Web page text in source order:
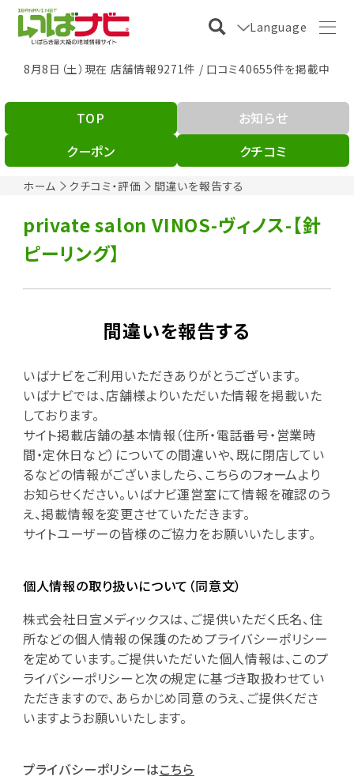
Language
8月8日（土）現在 店舗情報9271件 / 口コミ40655件を掲載中
ホーム クチコミ・評価 間違いを報告する
TOP
お知らせ
クーポン
クチコミ
private salon VINOS-ヴィノス-【針
ピーリング】
間違いを報告する
いばナビをご利用いただきありがとうございます。
いばナビでは、店舗様よりいただいた情報を掲載いた
しております。
サイト掲載店舗の基本情報（住所・電話番号・営業時
間・定休日など）についての間違いや、既に閉店してい
るなどの情報がございましたら、こちらのフォームより
お知らせください。いばナビ運営室にて情報を確認のう
え、掲載情報を変更させていただきます。
サイトユーザーの皆様のご協力をお願いいたします。
個人情報の取り扱いについて（同意文）
株式会社日宣メディックスは、ご提供いただく氏名、住
所などの個人情報の保護のためプライバシーポリシー
を定めています。ご提供いただいた個人情報は、このプ
ライバシーポリシーと次の規定に基づき取扱わせてい
ただきますので、あらかじめ同意のうえ、ご提供くださ
いますようお願いいたします。
プライバシーポリシーはこちら